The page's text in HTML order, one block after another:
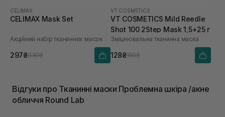
CELIMAX
CELIMAX Mask Set
Акційний набір тканинних масок
297₴330₴
VT COSMETICS
VT COSMETICS Mild Reedle
Shot 100 2Step Mask 1,5+25 г
Зміцнювальна тканинна маска
128₴150₴
Відгуки про Тканинні маски Проблемна шкіра /акне
обличчя Round Lab